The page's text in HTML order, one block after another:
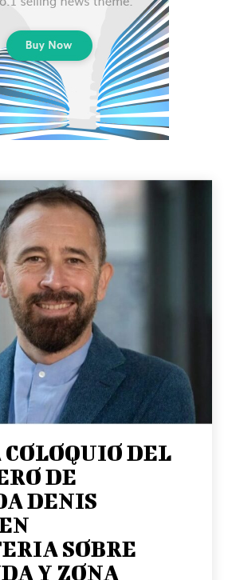
DEL
DE
DENIS
SOBRE
Y ZONA